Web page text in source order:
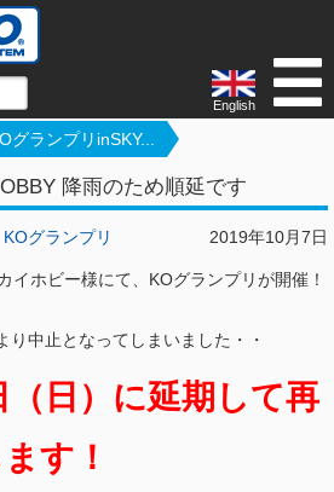
English
グランプリinSKY...
降雨のため順延です
2019年10月7日
KOグランプリ
イホビー様にて、KOグランプリが開催！
り中止となってしまいました・・
（日）に延期して再
す！